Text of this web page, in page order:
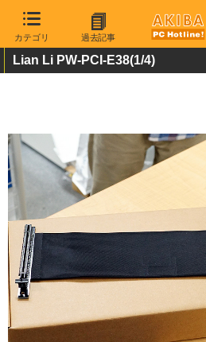
カテゴリ 過去記事
Lian Li PW-PCI-E38(1/4)